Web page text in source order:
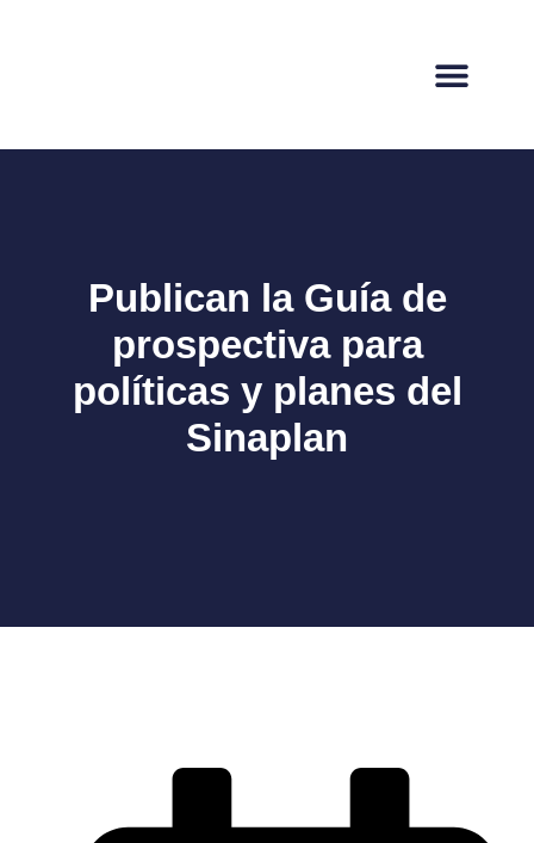
Publican la Guía de
prospectiva para
políticas y planes del
Sinaplan